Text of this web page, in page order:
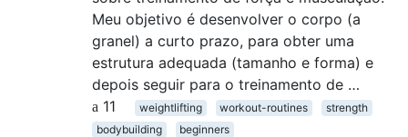
Meu objetivo é desenvolver o corpo (a
granel) a curto prazo, para obter uma
estrutura adequada (tamanho e forma) e
depois seguir para o treinamento de …
11
weightlifting workout-routines
strength
bodybuilding
beginners